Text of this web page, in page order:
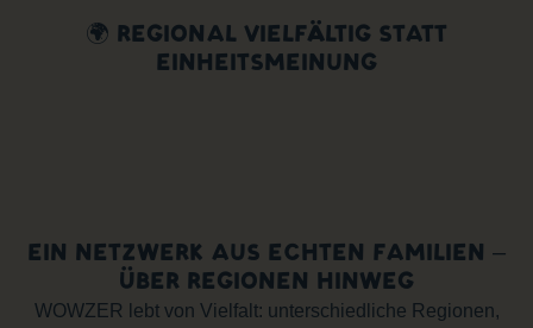
🌍 REGIONAL VIELFÄLTIG STATT
EINHEITSMEINUNG
EIN NETZWERK AUS ECHTEN FAMILIEN –
ÜBER REGIONEN HINWEG
WOWZER lebt von Vielfalt: unterschiedliche Regionen,